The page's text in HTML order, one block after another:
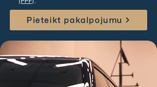
Pieteikt pakalpojumu